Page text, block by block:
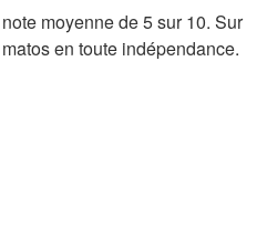
moyenne de 5 sur 10. Sur
en toute indépendance.